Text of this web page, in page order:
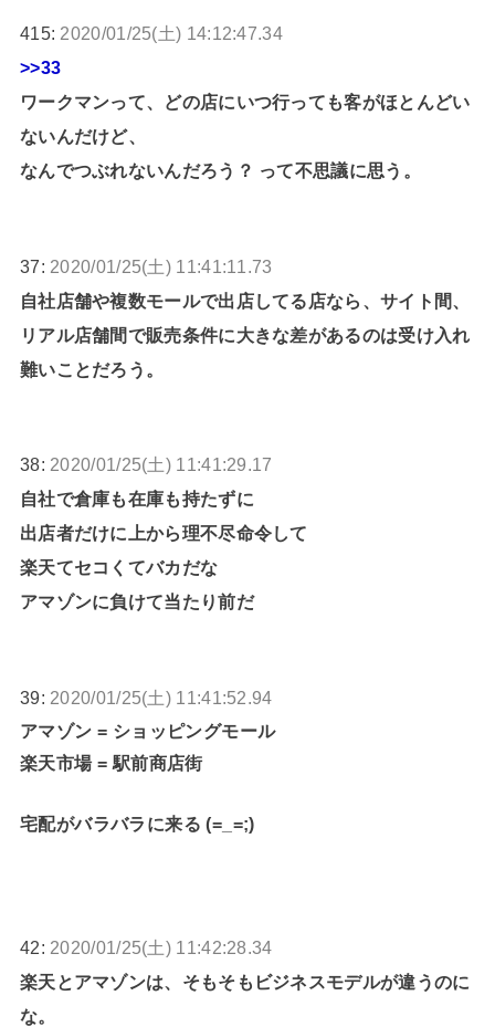
415: 2020/01/25(土) 14:12:47.34
>>33
ワークマンって、どの店にいつ行っても客がほとんどい
ないんだけど、
なんでつぶれないんだろう？ って不思議に思う。
37: 2020/01/25(土) 11:41:11.73
自社店舗や複数モールで出店してる店なら、サイト間、
リアル店舗間で販売条件に大きな差があるのは受け入れ
難いことだろう。
38: 2020/01/25(土) 11:41:29.17
自社で倉庫も在庫も持たずに
出店者だけに上から理不尽命令して
楽天てセコくてバカだな
アマゾンに負けて当たり前だ
39: 2020/01/25(土) 11:41:52.94
アマゾン = ショッピングモール
楽天市場 = 駅前商店街
宅配がバラバラに来る (=_=;)
42: 2020/01/25(土) 11:42:28.34
楽天とアマゾンは、そもそもビジネスモデルが違うのに
な。